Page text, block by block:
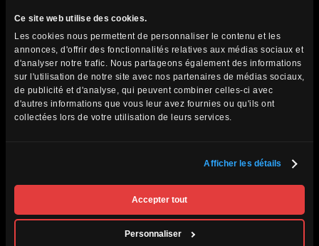
Ce site web utilise des cookies.
Les cookies nous permettent de personnaliser le contenu et les
annonces, d'offrir des fonctionnalités relatives aux médias sociaux et
d'analyser notre trafic. Nous partageons également des informations
sur l'utilisation de notre site avec nos partenaires de médias sociaux,
de publicité et d'analyse, qui peuvent combiner celles-ci avec
d'autres informations que vous leur avez fournies ou qu'ils ont
collectées lors de votre utilisation de leurs services.
Afficher les détails
Accepter tout
Personnaliser
Zimbabwe, Zambie et
Circuits accompagnés
VOIR DÉTAILS
Prochain départ : 29 septembre au 20 octobre